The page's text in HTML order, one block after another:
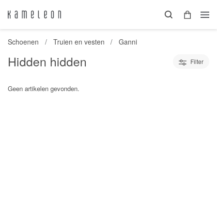
Schoenen Truien en vesten Ganni
Hidden hidden Filter
Geen artikelen gevonden.